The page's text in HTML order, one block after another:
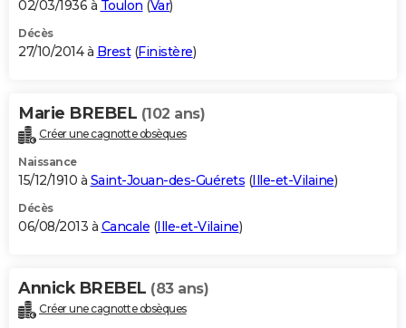
02/03/1936 à Toulon (Var)
Décès
27/10/2014 à Brest(Finistère)
Marie BREBEL (102 ans)
Créer une cagnotte obsèques
Naissance
15/12/1910 à Saint-Jouan-des-Guérets (Ille-et-Vilaine)
Décès
06/08/2013 à Cancale (Ille-et-Vilaine)
Annick BREBEL (83 ans)
Créer une cagnotte obsèques